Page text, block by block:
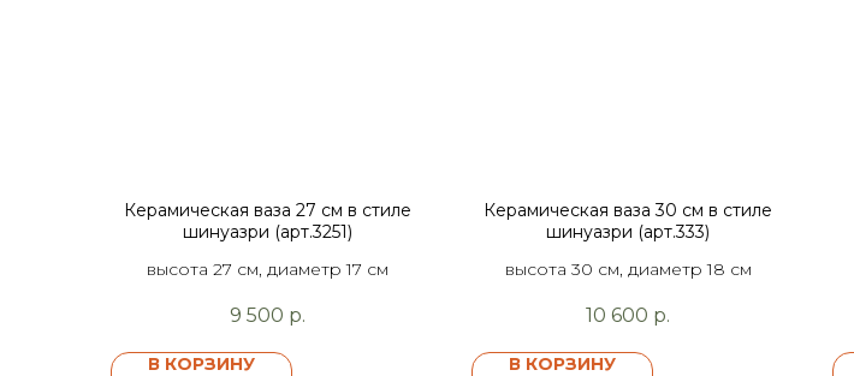
Керамическая ваза 27 см в стиле
шинуазри (арт.3251)
высота 27 см, диаметр 17 см
9 500 р.
В КОРЗИНУ
Керамическая ваза 30 см в стиле
шинуазри (арт.333)
высота 30 см, диаметр 18 см
10 600 р.
В КОРЗИНУ